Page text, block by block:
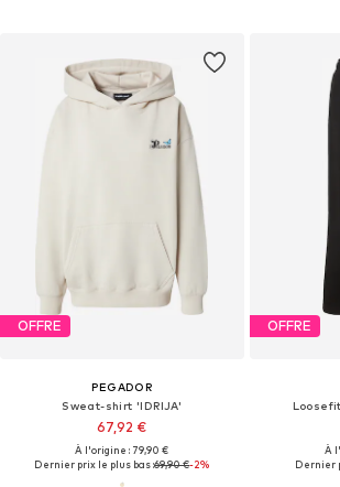
OFFRE
PEGADOR
Sweat-shirt 'IDRIJA'
67,92 €
À l'origine : 79,90 €
Dernier prix le plus bas :69,90 €-2%
OFFRE
À
Dernier